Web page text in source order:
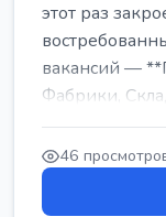
этот раз
вакансий —
Фабрики,
заводы** ...
46